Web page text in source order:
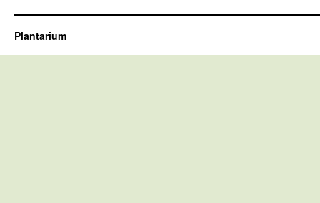
Plantarium